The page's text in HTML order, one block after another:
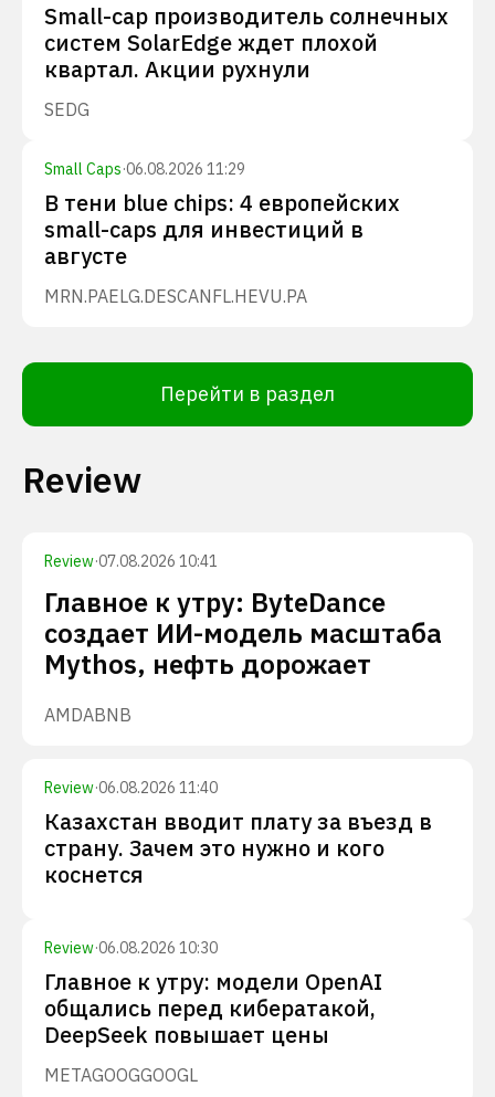
Small-cap производитель солнечных
систем SolarEdge ждет плохой
квартал. Акции рухнули
SEDG
Small Caps·06.08.2026 11:29
В тени blue chips: 4 европейских
small-caps для инвестиций в
августе
MRN.PAELG.DESCANFL.HEVU.PA
Перейти в раздел
Review
Review·07.08.2026 10:41
Главное к утру: ByteDance
создает ИИ-модель масштаба
Mythos, нефть дорожает
AMDABNB
Review·06.08.2026 11:40
Казахстан вводит плату за въезд в
страну. Зачем это нужно и кого
коснется
Review·06.08.2026 10:30
Главное к утру: модели OpenAI
общались перед кибератакой,
DeepSeek повышает цены
METAGOOGGOOGL